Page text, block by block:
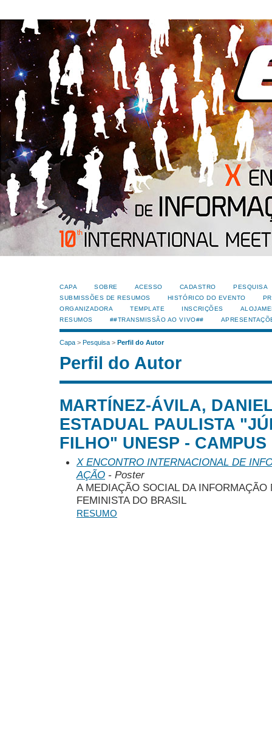
CAPA SOBRE ACESSO CADASTRO
PESQUISA
SUBMISSÕES DE RESUMOS
HISTÓRICO DO EVENTO
ORGANIZADORA
TEMPLATE INSCRIÇÕES
RESUMOS
##TRANSMISSÃO AO VIVO##
Capa > Pesquisa > Perfil do Autor
Perfil do Autor
MARTÍNEZ-ÁVILA,
ESTADUAL PAULISTA
FILHO" UNESP -
X ENCONTRO INTERNACIONAL DE
AÇÃO - Poster
A MEDIAÇÃO SOCIAL DA
FEMINISTA DO BRASIL
RESUMO